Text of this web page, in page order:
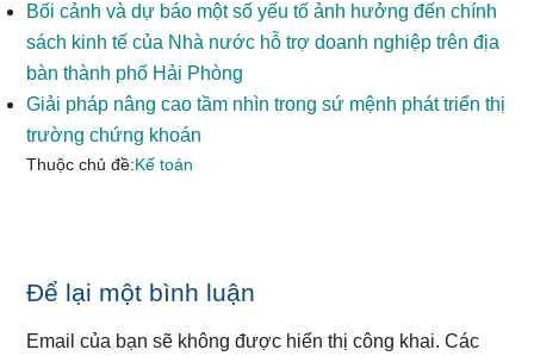
Bối cảnh và dự báo một số yếu tố ảnh hưởng đến chính
sách kinh tế của Nhà nước hỗ trợ doanh nghiệp trên địa
bàn thành phố Hải Phòng
Giải pháp nâng cao tầm nhìn trong sứ mệnh phát triển thị
trường chứng khoán
Thuộc chủ đề:Kế toán
Reader
Interactions
Để lại một bình luận
Email của bạn sẽ không được hiển thị công khai. Các